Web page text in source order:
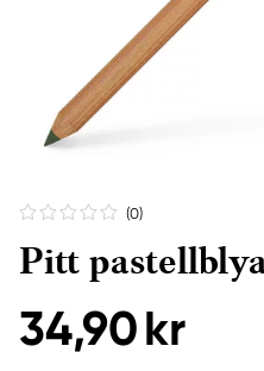
(0)
Pitt
34,90 kr